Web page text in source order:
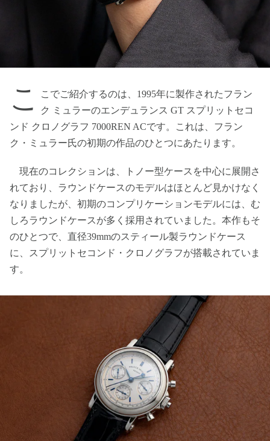
こ
こでご紹介するのは、1995年に製作されたフラン
ク ミュラーのエンデュランス GT スプリットセコ
ンド クロノグラフ 7000REN ACです。これは、フラン
ク・ミュラー氏の初期の作品のひとつにあたります。
現在のコレクションは、トノー型ケースを中心に展開さ
れており、ラウンドケースのモデルはほとんど見かけなく
なりましたが、初期のコンプリケーションモデルには、む
しろラウンドケースが多く採用されていました。本作もそ
のひとつで、直径39mmのスティール製ラウンドケース
に、スプリットセコンド・クロノグラフが搭載されていま
す。